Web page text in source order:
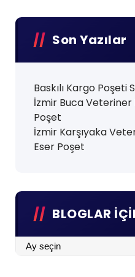
Son Yazılar
Baskılı Kargo Poşeti
İzmir Buca Veteriner
Poşet
İzmir Karşıyaka
Eser Poşet
BLOGLAR
BLOGLAR